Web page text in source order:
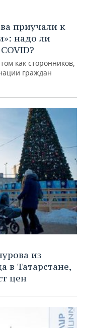
приучали к
надо ли
как сторонников,
граждан
из
в Татарстане,
цен